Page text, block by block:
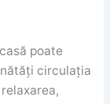
poate
circulația